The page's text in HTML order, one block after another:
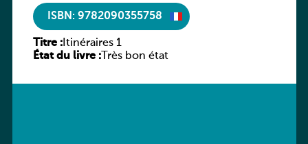
ISBN: 9782090355758
Titre :Itinéraires 1
État du livre :Très bon état